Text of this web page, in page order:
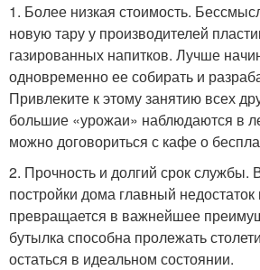
1. Более низкая стоимость.
новую тару у производителей
газированных напитков. Лучше
одновременно ее собирать и
Привлеките к этому занятию всех
большие «урожаи» наблюдаются в
можно договориться с кафе о
2. Прочность и долгий срок службы.
постройки дома главный недостаток
превращается в важнейшее
бутылка способна пролежать
остаться в идеальном состоянии.